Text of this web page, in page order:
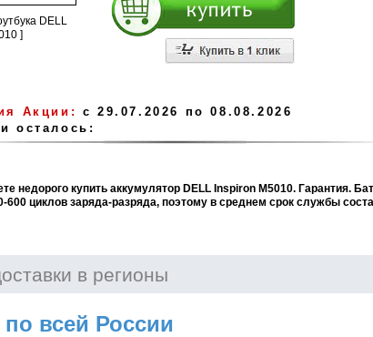
DELL
]
Акции:
с 29.07.2026 по 08.08.2026
осталось:
недорого купить аккумулятор DELL Inspiron M5010. Гарантия.
600 циклов заряда-разряда, поэтому в среднем срок службы
в регионы
по всей России